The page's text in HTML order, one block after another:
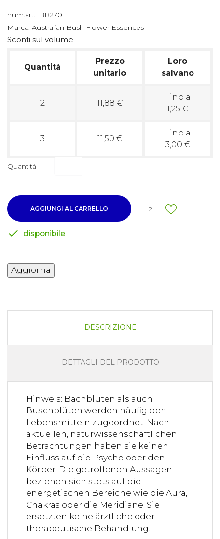
num.art.: BB270
Marca: Australian Bush Flower Essences
Sconti sul volume
Quantità
Prezzo
unitario
Loro
salvano
2 11,88 €
Fino a
1,25 €
3 11,50 €
Fino a
3,00 €
Quantità
AGGIUNGI AL CARRELLO 2
 disponibile
DESCRIZIONE
DETTAGLI DEL PRODOTTO
Hinweis: Bachblüten als auch
Buschblüten werden häufig den
Lebensmitteln zugeordnet. Nach
aktuellen, naturwissenschaftlichen
Betrachtungen haben sie keinen
Einfluss auf die Psyche oder den
Körper. Die getroffenen Aussagen
beziehen sich stets auf die
energetischen Bereiche wie die Aura,
Chakras oder die Meridiane. Sie
ersetzten keine ärztliche oder
therapeutische Behandlung.